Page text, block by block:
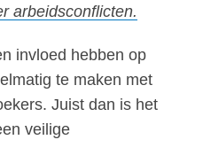
arbeidsconflicten.
invloed hebben op
te maken met
Juist dan is het
veilige